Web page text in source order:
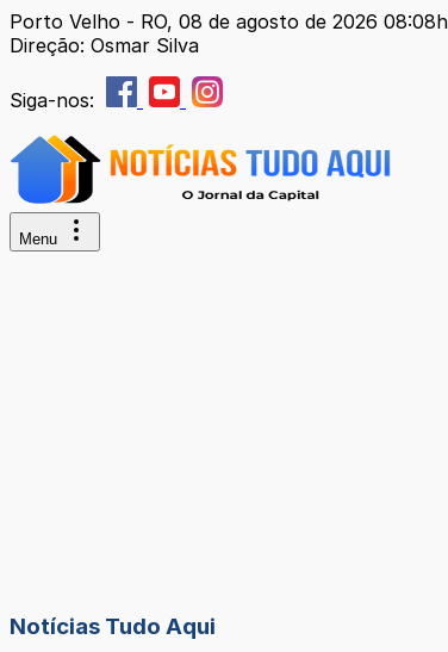
Porto Velho - RO, 08 de agosto de 2026 08:08h
Direção: Osmar Silva
Siga-nos:
Menu
Notícias Tudo Aqui